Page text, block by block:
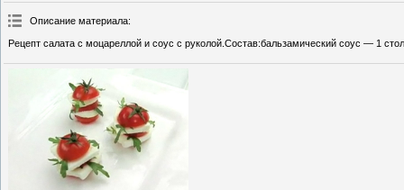
Описание материала:
Рецепт салата с моцареллой и соус с руколой.Состав:бальзамический соус — 1